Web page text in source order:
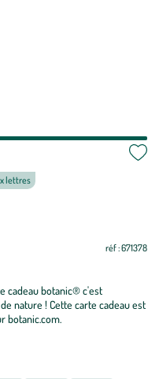
lettres
réf : 671378
cadeau botanic® c'est
nature ! Cette carte cadeau est
botanic.com.